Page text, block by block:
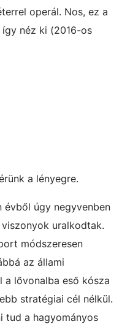
operál. Nos, ez a
néz ki (2016-os
a lényegre.
évből úgy negyvenben
uralkodtak.
módszeresen
az állami
a lővonalba eső kósza
stratégiai cél nélkül.
tud a hagyományos